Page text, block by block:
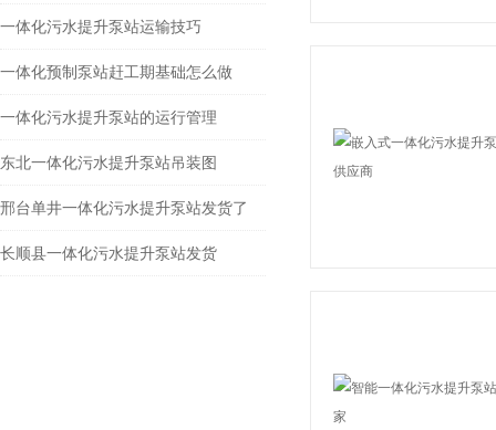
一体化污水提升泵站运输技巧
一体化预制泵站赶工期基础怎么做
一体化污水提升泵站的运行管理
东北一体化污水提升泵站吊装图
邢台单井一体化污水提升泵站发货了
长顺县一体化污水提升泵站发货